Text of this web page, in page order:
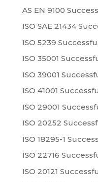
AS EN 9100
ISO SAE 21434
ISO 5239
ISO 35001
ISO 39001
ISO 41001
ISO 29001
ISO 20252
ISO 18295-1
ISO 22716
ISO 20121